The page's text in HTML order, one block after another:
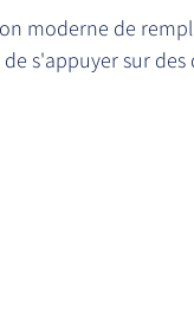
moderne de
s'appuyer sur des